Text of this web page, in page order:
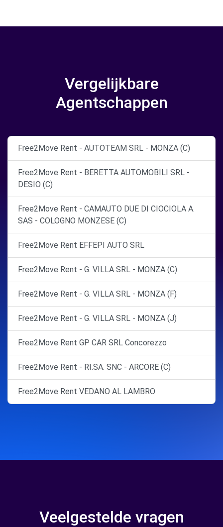
Vergelijkbare
Agentschappen
Free2Move Rent - AUTOTEAM SRL - MONZA (C)
Free2Move Rent - BERETTA AUTOMOBILI SRL -
DESIO (C)
Free2Move Rent - CAMAUTO DUE DI CIOCIOLA A.
SAS - COLOGNO MONZESE (C)
Free2Move Rent EFFEPI AUTO SRL
Free2Move Rent - G. VILLA SRL - MONZA (C)
Free2Move Rent - G. VILLA SRL - MONZA (F)
Free2Move Rent - G. VILLA SRL - MONZA (J)
Free2Move Rent GP CAR SRL Concorezzo
Free2Move Rent - RI.SA. SNC - ARCORE (C)
Free2Move Rent VEDANO AL LAMBRO
Veelgestelde vragen